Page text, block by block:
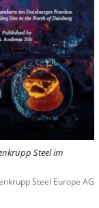
Steel im
Steel Europe AG